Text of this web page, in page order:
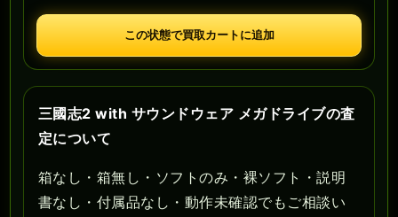
この状態で買取カートに追加
三國志2 with サウンドウェア メガドライブの査
定について
箱なし・箱無し・ソフトのみ・裸ソフト・説明
書なし・付属品なし・動作未確認でもご相談い